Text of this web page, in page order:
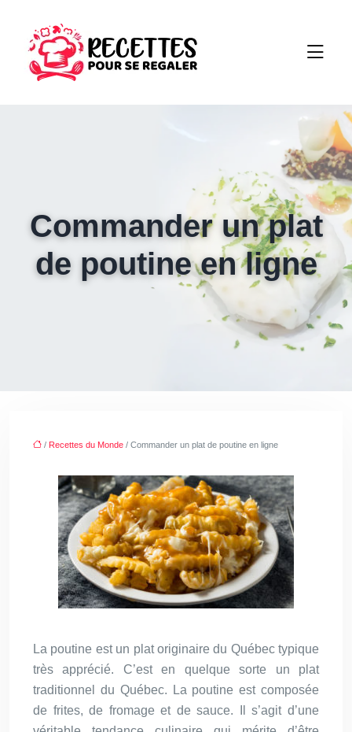
Commander un plat
de poutine en ligne
/ Recettes du Monde / Commander un plat de poutine en ligne
La poutine est un plat originaire du Québec typique
très apprécié. C’est en quelque sorte un plat
traditionnel du Québec. La poutine est composée
de frites, de fromage et de sauce. Il s’agit d’une